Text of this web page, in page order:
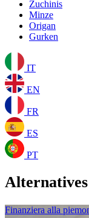
Zuchinis
Minze
Origan
Gurken
IT
EN
FR
ES
PT
Finanziera alla